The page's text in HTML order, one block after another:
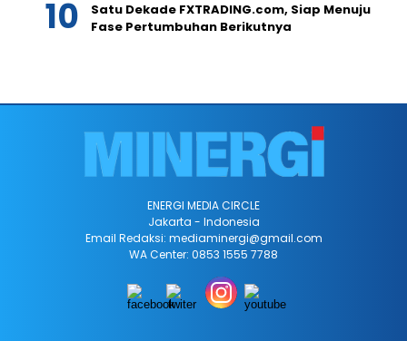
Satu Dekade FXTRADING.com, Siap Menuju
Fase Pertumbuhan Berikutnya
ENERGI MEDIA CIRCLE
Jakarta - Indonesia
Email Redaksi: mediaminergi@gmail.com
WA Center: 0853 1555 7788